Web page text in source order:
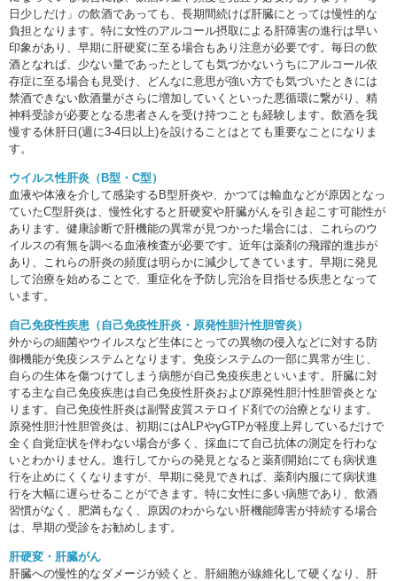
日少しだけ」の飲酒であっても、長期間続けば肝臓にとっては慢性的な
負担となります。特に女性のアルコール摂取による肝障害の進行は早い
印象があり、早期に肝硬変に至る場合もあり注意が必要です。毎日の飲
酒となれば、少ない量であったとしても気づかないうちにアルコール依
存症に至る場合も見受け、どんなに意思が強い方でも気づいたときには
禁酒できない飲酒量がさらに増加していくといった悪循環に繋がり、精
神科受診が必要となる患者さんを受け持つことも経験します。飲酒を我
慢する休肝日(週に3-4日以上)を設けることはとても重要なことになりま
す。
ウイルス性肝炎（B型・C型）
血液や体液を介して感染するB型肝炎や、かつては輸血などが原因となっ
ていたC型肝炎は、慢性化すると肝硬変や肝臓がんを引き起こす可能性が
あります。健康診断で肝機能の異常が見つかった場合には、これらのウ
イルスの有無を調べる血液検査が必要です。近年は薬剤の飛躍的進歩が
あり、これらの肝炎の頻度は明らかに減少してきています。早期に発見
して治療を始めることで、重症化を予防し完治を目指せる疾患となって
います。
自己免疫性疾患（自己免疫性肝炎・原発性胆汁性胆管炎）
外からの細菌やウイルスなど生体にとっての異物の侵入などに対する防
御機能が免疫システムとなります。免疫システムの一部に異常が生じ、
自らの生体を傷つけてしまう病態が自己免疫疾患といいます。肝臓に対
する主な自己免疫疾患は自己免疫性肝炎および原発性胆汁性胆管炎とな
ります。自己免疫性肝炎は副腎皮質ステロイド剤での治療となります。
原発性胆汁性胆管炎は、初期にはALPやγGTPが軽度上昇しているだけで
全く自覚症状を伴わない場合が多く、採血にて自己抗体の測定を行わな
いとわかりません。進行してからの発見となると薬剤開始にても病状進
行を止めにくくなりますが、早期に発見できれば、薬剤内服にて病状進
行を大幅に遅らせることができます。特に女性に多い病態であり、飲酒
習慣がなく、肥満もなく、原因のわからない肝機能障害が持続する場合
は、早期の受診をお勧めします。
肝硬変・肝臓がん
肝臓への慢性的なダメージが続くと、肝細胞が線維化して硬くなり、肝